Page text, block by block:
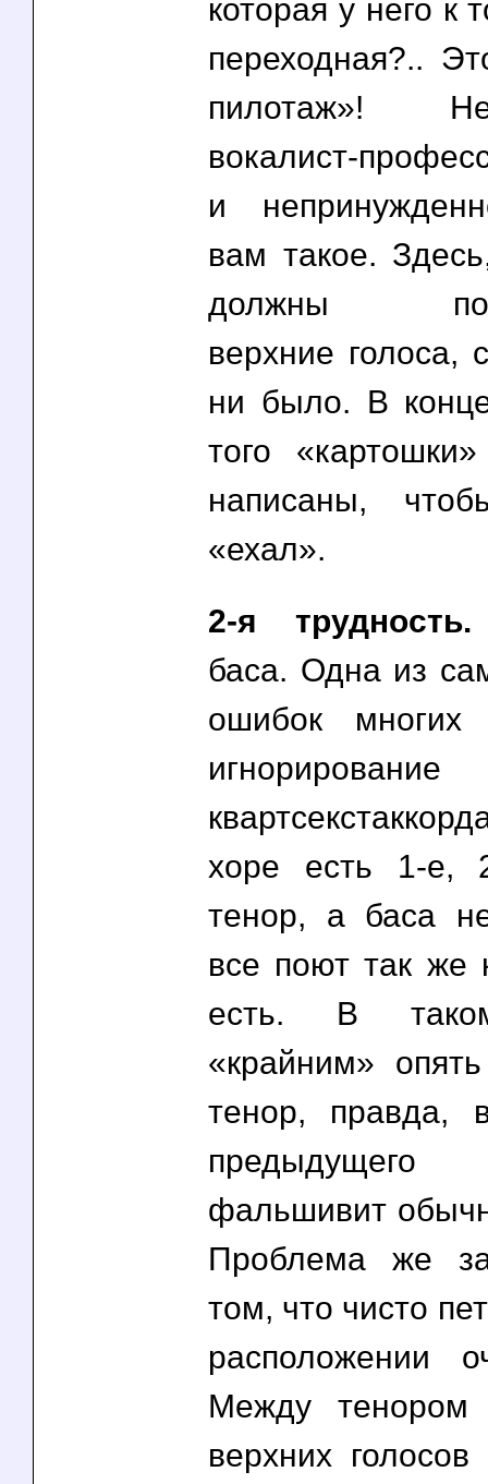
которая у него к
переходная?..
пилотаж»!
вокалист-
и
вам такое.
должны
верхние голоса,
ни было. В
того
написаны,
«ехал».
2-я трудность.
баса. Одна из
ошибок
хоре есть 1-е,
тенор, а баса
все поют так же
есть. В
«крайним»
тенор, правда,
фальшивит
Проблема же
том, что чисто
расположении
Между
верхних